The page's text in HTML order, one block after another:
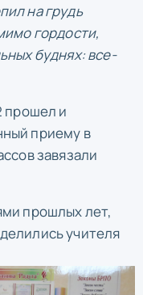
на грудь
гордости,
буднях: все-
прошел и
приему в
завязали
прошлых лет,
учителя